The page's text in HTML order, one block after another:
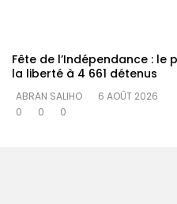
Fête de l’Indépendance :
la liberté à 4 661 détenus
ABRAN SALIHO
6 AOÛT 2026
0
0 0